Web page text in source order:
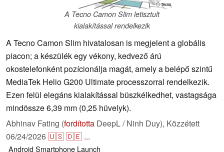
ⓘ Tecno
A Tecno Camon Slim letisztult
kialakítással rendelkezik
A Tecno Camon Slim hivatalosan is megjelent a globális
piacon; a készülék egy vékony, kedvező árú
okostelefonként pozícionálja magát, amely a belépő szintű
MediaTek Helio G200 Ultimate processzorral rendelkezik.
Ezen felül elegáns kialakítással büszkélkedhet, vastagsága
mindössze 6,39 mm (0,25 hüvelyk).
Abhinav Fating (fordította DeepL / Ninh Duy), Közzétett
06/24/2026🇺🇸🇩🇪 ...
AndroidSmartphone Launch